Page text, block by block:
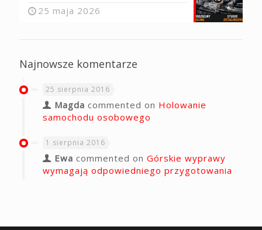
25 maja 2026
Najnowsze komentarze
25 sierpnia 2016
Magda commented on Holowanie
samochodu osobowego
1 sierpnia 2016
Ewa commented on Górskie wyprawy
wymagają odpowiedniego przygotowania